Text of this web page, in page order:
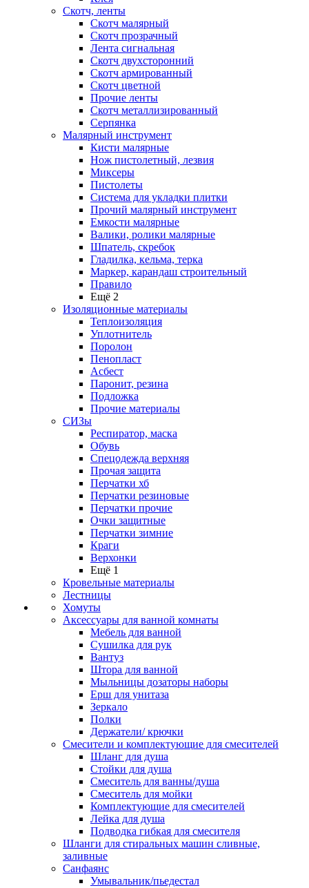
Скотч, ленты
Скотч малярный
Скотч прозрачный
Лента сигнальная
Скотч двухсторонний
Скотч армированный
Скотч цветной
Прочие ленты
Скотч металлизированный
Серпянка
Малярный инструмент
Кисти малярные
Нож пистолетный, лезвия
Миксеры
Пистолеты
Система для укладки плитки
Прочий малярный инструмент
Емкости малярные
Валики, ролики малярные
Шпатель, скребок
Гладилка, кельма, терка
Маркер, карандаш строительный
Правило
Ещё 2
Изоляционные материалы
Теплоизоляция
Уплотнитель
Поролон
Пенопласт
Асбест
Паронит, резина
Подложка
Прочие материалы
СИЗы
Респиратор, маска
Обувь
Спецодежда верхняя
Прочая защита
Перчатки хб
Перчатки резиновые
Перчатки прочие
Очки защитные
Перчатки зимние
Краги
Верхонки
Ещё 1
Кровельные материалы
Лестницы
Хомуты
Аксессуары для ванной комнаты
Мебель для ванной
Сушилка для рук
Вантуз
Штора для ванной
Мыльницы дозаторы наборы
Ерш для унитаза
Зеркало
Полки
Держатели/ крючки
Смесители и комплектующие для смесителей
Шланг для душа
Стойки для душа
Смеситель для ванны/душа
Смеситель для мойки
Комплектующие для смесителей
Лейка для душа
Подводка гибкая для смесителя
Шланги для стиральных машин сливные,
заливные
Санфаянс
Умывальник/пьедестал